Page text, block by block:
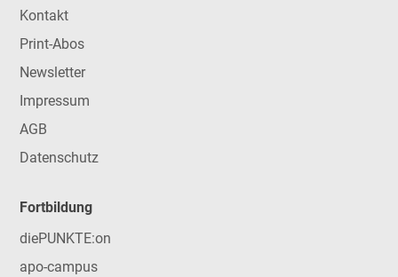
Kontakt
Print-Abos
Newsletter
Impressum
AGB
Datenschutz
Fortbildung
diePUNKTE:on
apo-campus